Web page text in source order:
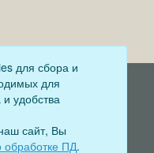
прокуратуры
контроль
пожарной безопасности
закупки
для сбора и
для
удобства
сайт, Вы
обработке ПД.